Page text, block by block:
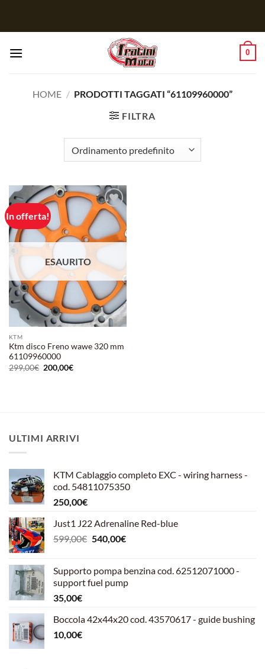
0
HOME / PRODOTTI TAGGATI “61109960000”
FILTRA
In offerta!
Aggiungi
alla lista
dei
desideri
ESAURITO
KTM
Ktm disco Freno wawe 320 mm
61109960000
299,00€ Il
prezzo
200,00€Il
ULTIMI ARRIVI
KTM Cablaggio completo EXC - wiring harness -
cod. 54811075350
250,00€
Just1 J22 Adrenaline Red-blue
599,00€ Il
era:
599,00€.
540,00€Il
è:
540,00€.
Supporto pompa benzina cod. 62512071000 -
support fuel pump
35,00€
Boccola 42x44x20 cod. 43570617 - guide bushing
10,00€